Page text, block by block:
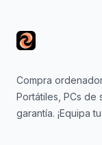
Compra
Portátiles, PCs
garantía. ¡Equipa